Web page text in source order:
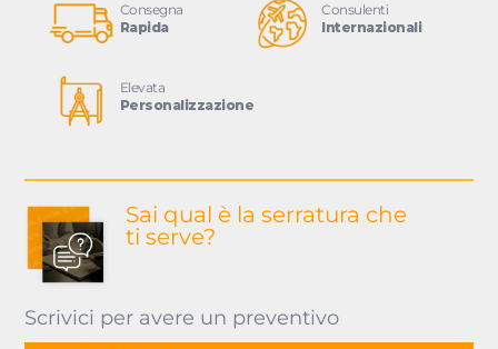
Consegna
Rapida
Consulenti
Internazionali
Elevata
Personalizzazione
Sai qual è la serratura che
ti serve?
Scrivici per avere un preventivo